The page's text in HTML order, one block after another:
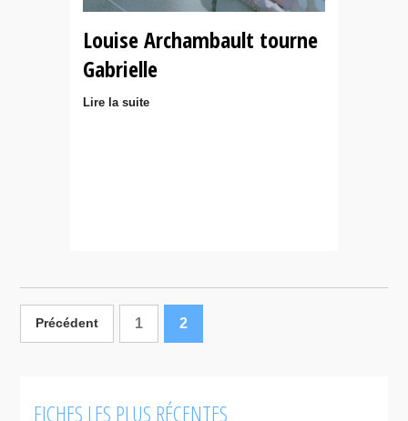
Louise Archambault tourne
Gabrielle
Lire la suite
Précédent 1 2
FICHES LES PLUS RÉCENTES